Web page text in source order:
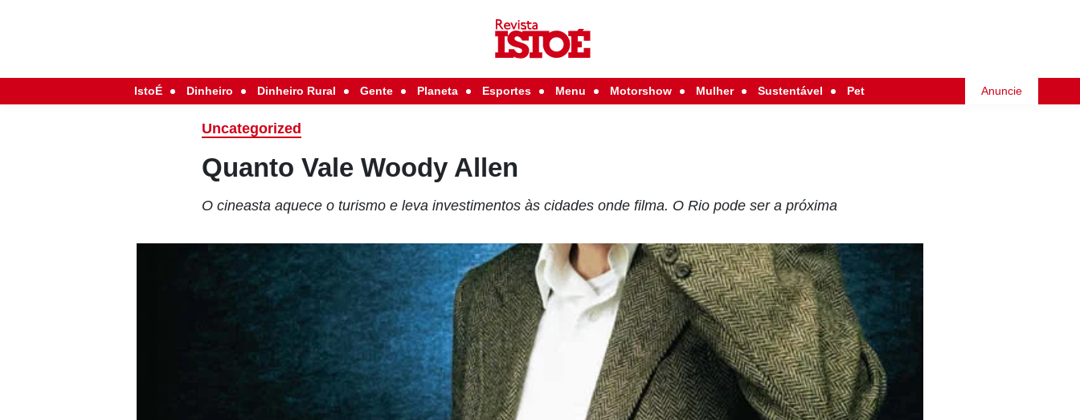
IstoÉ Dinheiro Dinheiro Rural Gente Planeta Esportes Menu Motorshow Mulher Sustentável Pet Anuncie
Uncategorized
Quanto Vale Woody Allen
O cineasta aquece o turismo e leva investimentos às cidades onde filma. O Rio pode ser a próxima